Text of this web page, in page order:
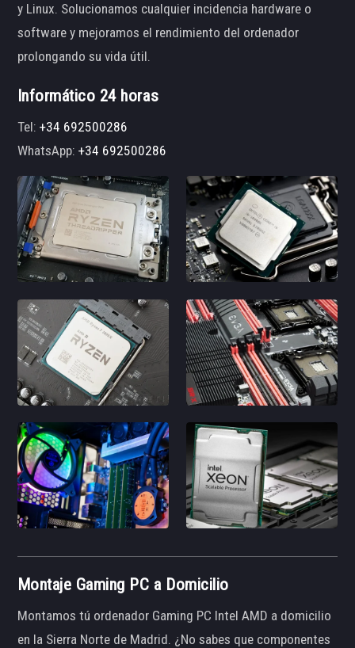
y Linux. Solucionamos cualquier incidencia hardware o
software y mejoramos el rendimiento del ordenador
prolongando su vida útil.
Informático 24 horas
Tel:+34 692500286
WhatsApp:+34 692500286
Montaje Gaming PC a Domicilio
Montamos tú ordenador Gaming PC Intel AMD a domicilio
en la Sierra Norte de Madrid. ¿No sabes que componentes